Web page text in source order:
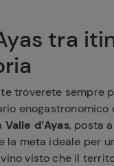
tra
troverete sempre
Valle d’Ayas, posta
meta ideale per
visto che il